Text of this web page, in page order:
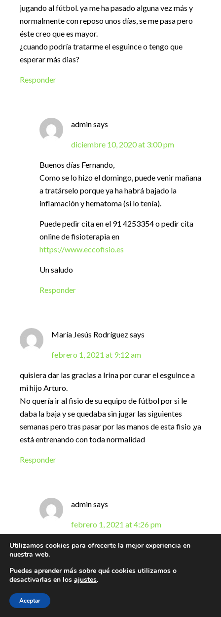
jugando al fútbol. ya me ha pasado alguna vez más y
normalmente con reposo unos días, se me pasa pero
éste creo que es mayor.
¿cuando podría tratarme el esguince o tengo que
esperar más dias?
Responder
adminsays
diciembre 10, 2020 at 3:00 pm
Buenos días Fernando,
Como se lo hizo el domingo, puede venir mañana
a tratárselo porque ya ha habrá bajado la
inflamación y hematoma (si lo tenía).
Puede pedir cita en el 91 4253354 o pedir cita
online de fisioterapia en
https://www.eccofisio.es
Un saludo
Responder
María Jesús Rodríguezsays
febrero 1, 2021 at 9:12 am
quisiera dar las gracias a Irina por curar el esguince a
mi hijo Arturo.
No quería ir al fisio de su equipo de fútbol por si le
daba la baja y se quedaba sin jugar las siguientes
semanas pero tras pasar por las manos de esta fisio ,ya
está entrenando con toda normalidad
Responder
adminsays
febrero 1, 2021 at 4:26 pm
Buenas tardes Mª Jesús,
de la recuperación de Arturo.
Un saludo y a seguir disfrutando del fútbol
Utilizamos cookies para ofrecerte la mejor experiencia en
nuestra web.
Puedes aprender más sobre qué cookies utilizamos o
desactivarlas en los ajustes.
Aceptar